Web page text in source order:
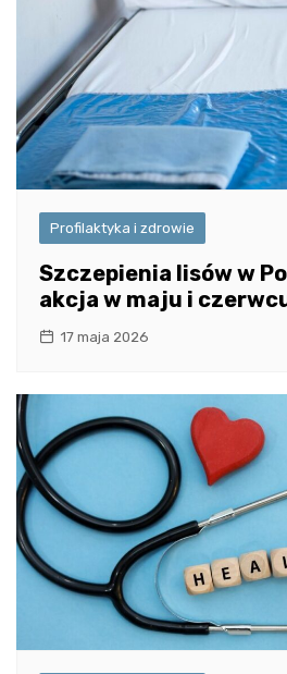
Profilaktyka i zdrowie
Szczepienia lisów w
akcja w maju i
17 maja 2026